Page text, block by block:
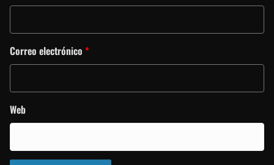
Correo electrónico *
Web